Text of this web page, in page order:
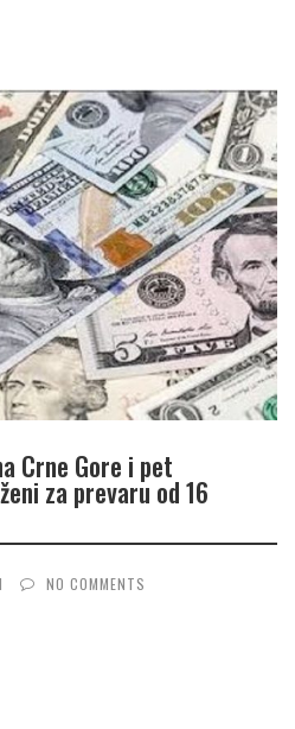
Crne Gore i pet
za prevaru od 16
NO COMMENTS